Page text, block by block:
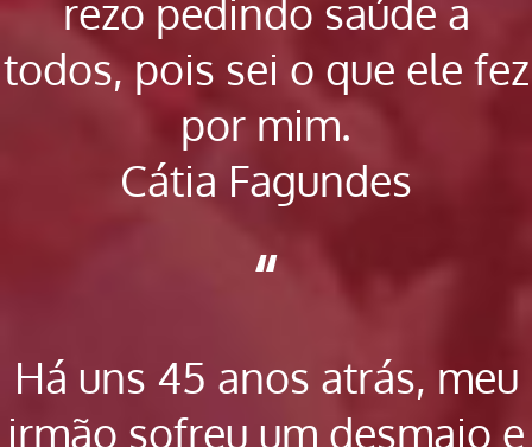
rezo pedindo saúde a
todos, pois sei o que ele fez
por mim.
Cátia Fagundes
“
Há uns 45 anos atrás, meu
irmão sofreu um desmaio e